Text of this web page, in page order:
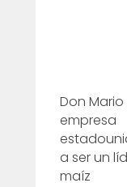
Don
empresa
a ser un
maíz